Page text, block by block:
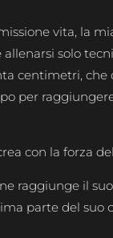
vita, la
solo
centimetri, che
per
con la forza
raggiunge il
parte del suo